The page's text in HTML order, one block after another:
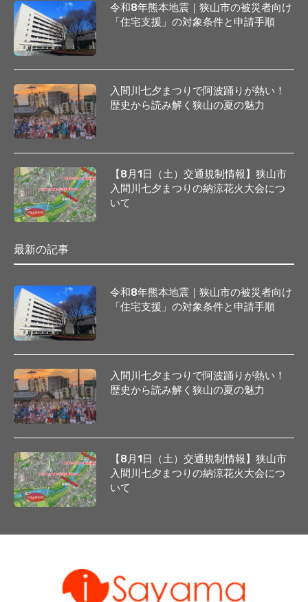
令和8年熊本地震｜狭山市の被災者向け
「住宅支援」の対象条件と申請手順
入間川七夕まつりで阿波踊りが熱い！
歴史から読み解く狭山の夏の魅力
【8月1日（土）交通規制情報】狭山市
入間川七夕まつりの納涼花火大会につ
いて
最新の記事
令和8年熊本地震｜狭山市の被災者向け
「住宅支援」の対象条件と申請手順
入間川七夕まつりで阿波踊りが熱い！
歴史から読み解く狭山の夏の魅力
【8月1日（土）交通規制情報】狭山市
入間川七夕まつりの納涼花火大会につ
いて